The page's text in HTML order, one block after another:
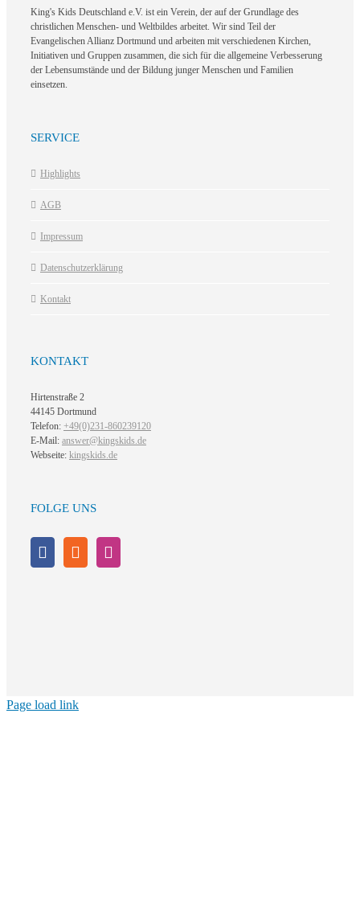
King's Kids Deutschland e.V. ist ein Verein, der auf der Grundlage des
christlichen Menschen- und Weltbildes arbeitet. Wir sind Teil der
Evangelischen Allianz Dortmund und arbeiten mit verschiedenen Kirchen,
Initiativen und Gruppen zusammen, die sich für die allgemeine Verbesserung
der Lebensumstände und der Bildung junger Menschen und Familien
einsetzen.
SERVICE
Highlights
AGB
Impressum
Datenschutzerklärung
Kontakt
KONTAKT
Hirtenstraße 2
44145 Dortmund
Telefon: +49(0)231-860239120
E-Mail: answer@kingskids.de
Webseite: kingskids.de
FOLGE UNS
Page load link